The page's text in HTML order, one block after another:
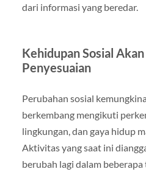
dari informasi yang beredar.
Kehidupan Sosial
Penyesuaian
Perubahan sosial
berkembang mengikuti
lingkungan, dan gaya hidup
Aktivitas yang saat ini
berubah lagi dalam beberapa